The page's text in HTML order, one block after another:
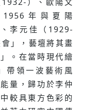
年與夏陽
李元佳（1929-
」，藝壇將其畫
。在當時現代繪
帶領一波藝術風
量，歸功於李仲
較具東方色彩的